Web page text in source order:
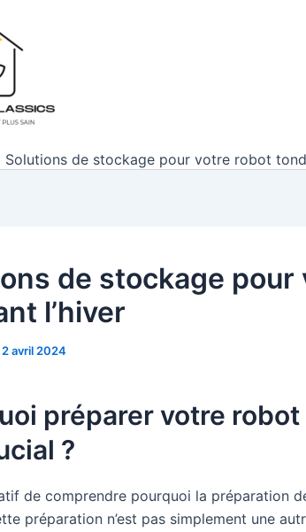
Solutions de stockage pour votre robot
de stockage
l’hiver
2 avril 2024
préparer votre
?
de comprendre pourquoi la préparation
préparation n’est pas simplement une